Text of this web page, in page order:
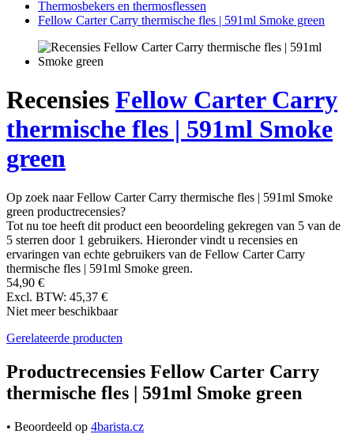
Thermosbekers en thermosflessen
Fellow Carter Carry thermische fles | 591ml Smoke green
Recensies Fellow Carter Carry
thermische fles | 591ml Smoke
green
Op zoek naar Fellow Carter Carry thermische fles | 591ml Smoke
green productrecensies?
Tot nu toe heeft dit product een beoordeling gekregen van 5 van de
5 sterren door 1 gebruikers. Hieronder vindt u recensies en
ervaringen van echte gebruikers van de Fellow Carter Carry
thermische fles | 591ml Smoke green.
54,90 €
Excl. BTW: 45,37 €
Niet meer beschikbaar
Gerelateerde producten
Productrecensies Fellow Carter Carry
thermische fles | 591ml Smoke green
• Beoordeeld op 4barista.cz